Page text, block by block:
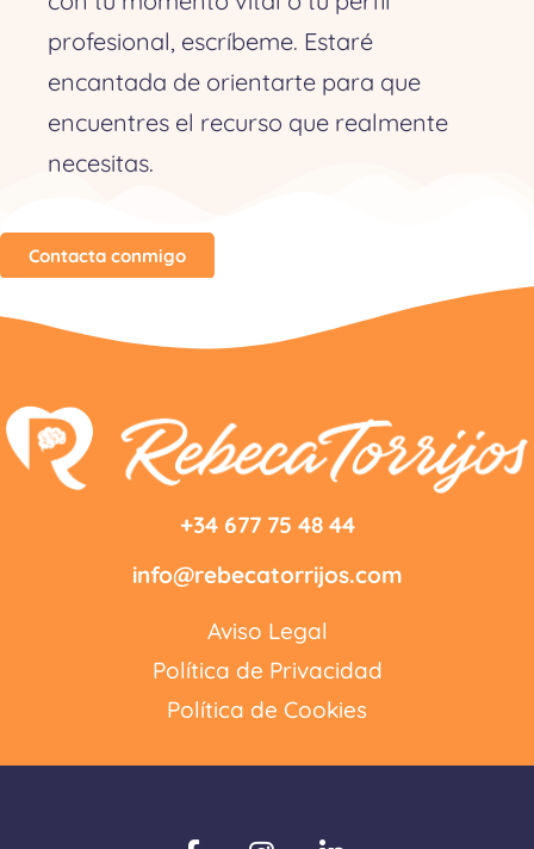
profesional, escríbeme. Estaré
encantada de orientarte para que
encuentres el recurso que realmente
necesitas.
Contacta conmigo
+34 677 75 48 44
info@rebecatorrijos.com
Aviso Legal
Política de Privacidad
Política de Cookies